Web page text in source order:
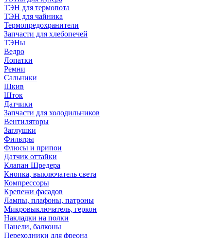
ТЭН для термопота
ТЭН для чайника
Термопредохранители
Запчасти для хлебопечей
ТЭНы
Ведро
Лопатки
Ремни
Сальники
Шкив
Шток
Датчики
Запчасти для холодильников
Вентиляторы
Заглушки
Фильтры
Флюсы и припои
Датчик оттайки
Клапан Шредера
Кнопка, выключатель света
Компрессоры
Крепежи фасадов
Лампы, плафоны, патроны
Микровыключатель, геркон
Накладки на полки
Панели, балконы
Переходники для фреона